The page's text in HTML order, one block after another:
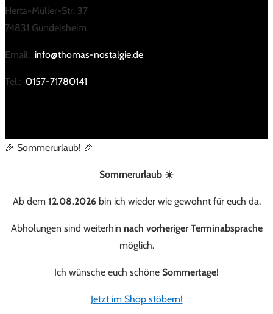
Herta-Müller-Str. 37
74831 Gundelsheim
Email: info@thomas-nostalgie.de
Tel.: 0157-71780141
🎉 Sommerurlaub! 🎉
Sommerurlaub ☀️
Ab dem 12.08.2026bin ich wieder wie gewohnt für euch da.
Abholungen sind weiterhin nach vorheriger Terminabsprache
möglich.
Ich wünsche euch schöne Sommertage!
Jetzt im Shop stöbern!